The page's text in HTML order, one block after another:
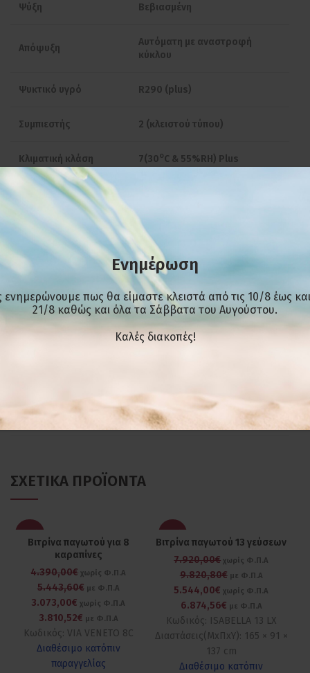
Ψύξη Βεβιασμένη
Απόψυξη
Αυτόματη με αναστροφή
κύκλου
Ψυκτικό υγρό R290 (plus)
Συμπιεστής 2 (κλειστού τύπου)
Κλιματική κλάση 7(30oC & 55%RH) Plus
Βάρος
Κρύσταλλο ασφαλείας , επίπεδο , ανοιγόμενο μπροστά
και αντιθαμβωτικό
Συρόμενα plexi glass πίσω ή κουρτίνα νυκτός με μαγνήτη
Ηλεκτρονικός πίνακας λειτουργιών
Φωτισμός LED
Ρυθμιζόμενα πόδια
ΕΠΙΠΛΈΟΝ ΠΛΗΡΟΦΟΡΊΕΣ
ΣΧΕΤΙΚΆ ΠΡΟΪΌΝΤΑ
Βιτρίνα παγωτού για 8
καραπίνες
4.390,00€ χωρίς Φ.Π.Α
5.443,60€με Φ.Π.Α
3.073,00€ χωρίς Φ.Π.Α
3.810,52€ με Φ.Π.Α
Κωδικός: VIA VENETO 8C
Διαθέσιμο κατόπιν
παραγγελίας
Βιτρίνα παγωτού 13 γεύσεων
7.920,00€ χωρίς Φ.Π.Α
9.820,80€με Φ.Π.Α
5.544,00€ χωρίς Φ.Π.Α
6.874,56€ με Φ.Π.Α
Κωδικός: ISABELLA 13 LX
Διαστάσεις(ΜxΠxΥ): 165 × 91 ×
137 cm
Διαθέσιμο κατόπιν
Ενημέρωση
ενημερώνουμε πως θα είμαστε κλειστά από τις 10/8 έως και
21/8 καθώς και όλα τα Σάββατα του Αυγούστου.
Kαλές διακοπές!